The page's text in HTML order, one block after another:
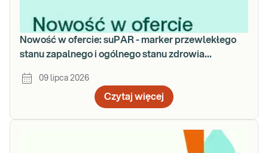
Nowość w ofercie: suPAR - marker przewlekłego
stanu zapalnego i ogólnego stanu zdrowia
09 lipca 2026
Czytaj więcej